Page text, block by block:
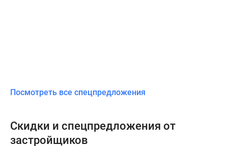
Посмотреть все спецпредложения
Скидки и спецпредложения от
застройщиков